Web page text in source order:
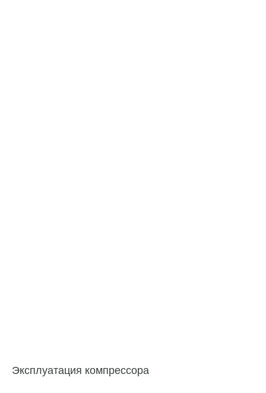
Эксплуатация компрессора